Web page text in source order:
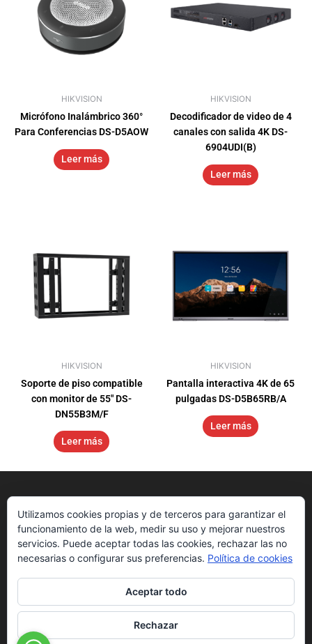
HIKVISION
Micrófono Inalámbrico 360°
Para Conferencias DS-D5AOW
Leer más
HIKVISION
Decodificador de video de 4
canales con salida 4K DS-
6904UDI(B)
Leer más
HIKVISION
Soporte de piso compatible
con monitor de 55″ DS-
DN55B3M/F
Leer más
HIKVISION
Pantalla interactiva 4K de 65
pulgadas DS-D5B65RB/A
Leer más
Nosotros
Sedes
Get Started
Blog
Downloads
Hikvision App
Utilizamos cookies propias y de terceros para garantizar el
funcionamiento de la web, medir su uso y mejorar nuestros
servicios. Puede aceptar todas las cookies, rechazar las no
necesarias o configurar sus preferencias. Política de cookies
Aceptar todo
Rechazar